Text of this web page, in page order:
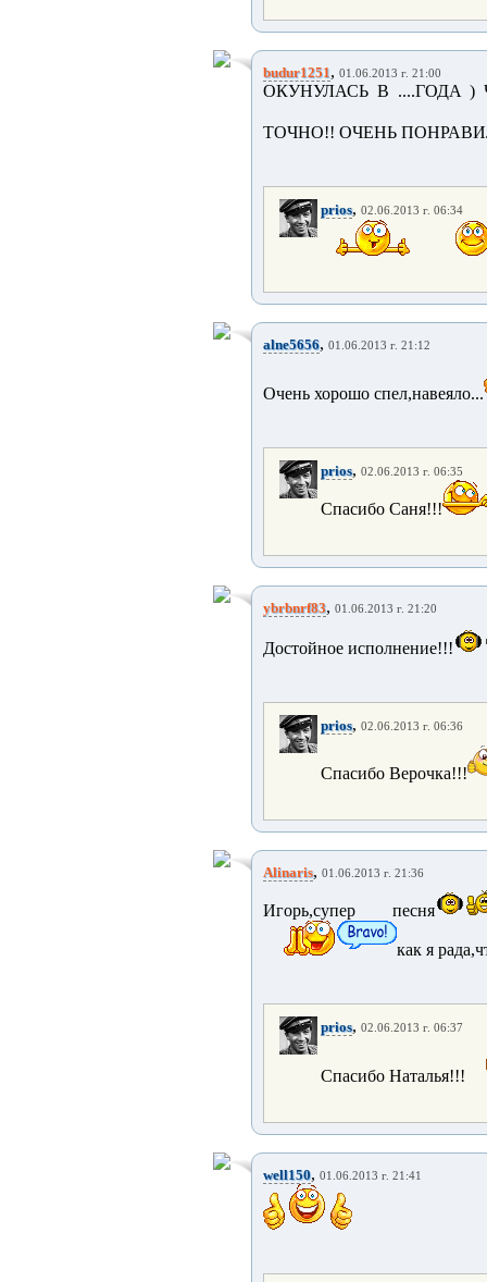
budur1251, 01.06.2013 г. 21:00
ОКУНУЛАСЬ В ....ГОДА
ТОЧНО!! ОЧЕНЬ
prios, 02.06.2013 г. 06:34
alne5656, 01.06.2013 г. 21:12
Очень хорошо спел,навеяло...
prios, 02.06.2013 г. 06:35
Спасибо Саня!!!
ybrbnrf83, 01.06.2013 г. 21:20
Достойное исполнение!!!
prios, 02.06.2013 г. 06:36
Спасибо Верочка!!!
Alinaris, 01.06.2013 г. 21:36
Игорь,супер песня
как я
prios, 02.06.2013 г. 06:37
Спасибо Наталья!!!
well150, 01.06.2013 г. 21:41